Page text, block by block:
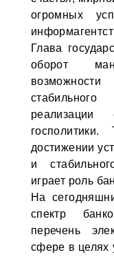
огромных
Глава
оборот
реализации
достижении
и
играет роль
На
спектр
перечень
сфере в целях